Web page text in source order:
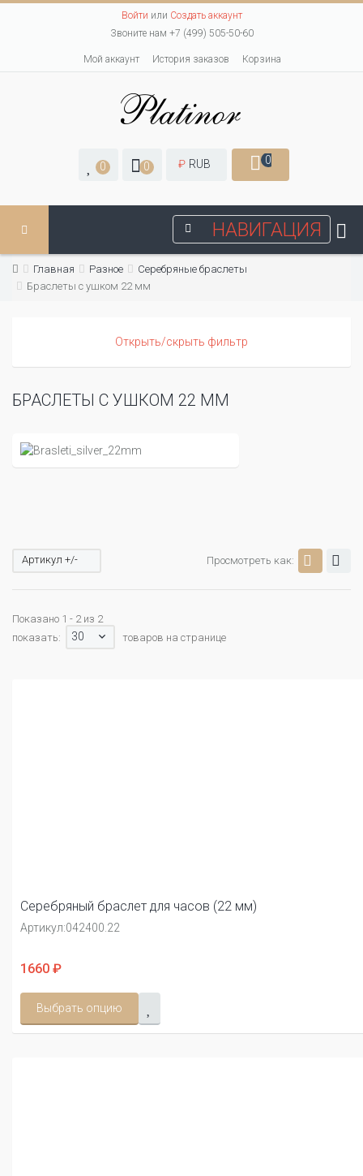
Войти или Создать аккаунт
Звоните нам +7 (499) 505-50-60
Мой аккаунт История заказов Корзина
0 0 ₽ RUB 0
НАВИГАЦИЯ
Главная Разное
Серебряные браслеты
Браслеты с ушком 22 мм
Открыть/скрыть фильтр
БРАСЛЕТЫ С УШКОМ 22 ММ
Просмотреть как:
Артикул +/-
Показано 1 - 2 из 2
показать:
30 товаров на странице
Серебряный браслет для часов (22 мм)
Артикул:042400.22
1660 ₽
Выбрать опцию